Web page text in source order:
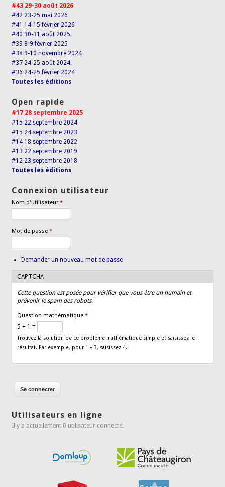
#43 29-30 août 2026
#42 23-25 mai 2026
#41 14-15 février 2026
#40 30-31 août 2025
#39 8-9 février 2025
#38 9-10 novembre 2024
#37 24-25 août 2024
#36 24-25 février 2024
Toutes les éditions
Open rapide
#17 28 septembre 2025
#15 22 septembre 2024
#15 24 septembre 2023
#14 18 septembre 2022
#13 22 septembre 2019
#12 23 septembre 2018
Toutes les éditions
Connexion utilisateur
Nom d'utilisateur*
Mot de passe*
Demander un nouveau mot de passe
CAPTCHA
Cette question est posée pour vérifier que vous être un humain et
prévenir le spam des robots.
Question mathématique*
5 + 1 =
Trouvez la solution de ce problème mathématique simple et saisissez le
résultat. Par exemple, pour 1 + 3, saisissez 4.
Utilisateurs en ligne
Il y a actuellement 0 utilisateur connecté.